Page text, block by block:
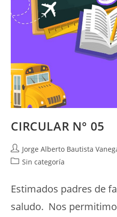
CIRCULAR N° 05
Jorge Alberto Bautista
Sin categoría
Estimados padres de
saludo. Nos